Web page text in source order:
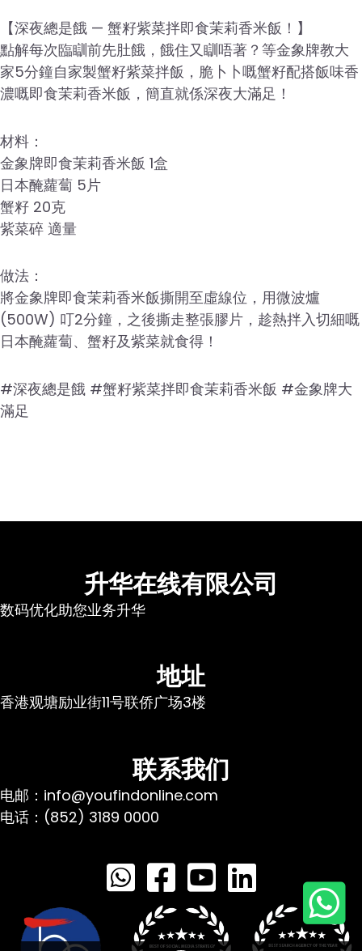
【深夜總是餓 — 蟹籽紫菜拌即食茉莉香米飯！】
點解每次臨瞓前先肚餓，餓住又瞓唔著？等金象牌教大
家5分鐘自家製蟹籽紫菜拌飯，脆卜卜嘅蟹籽配搭飯味香
濃嘅即食茉莉香米飯，簡直就係深夜大滿足！
材料：
金象牌即食茉莉香米飯 1盒
日本醃蘿蔔 5片
蟹籽 20克
紫菜碎 適量
做法：
將金象牌即食茉莉香米飯撕開至虛線位，用微波爐
(500W) 叮2分鐘，之後撕走整張膠片，趁熱拌入切細嘅
日本醃蘿蔔、蟹籽及紫菜就食得！
#深夜總是餓 #蟹籽紫菜拌即食茉莉香米飯 #金象牌大
滿足
升华在线有限公司
数码优化助您业务升华
地址
香港观塘励业街11号联侨广场3楼
联系我们
电邮：info@youfindonline.com
电话：(852) 3189 0000